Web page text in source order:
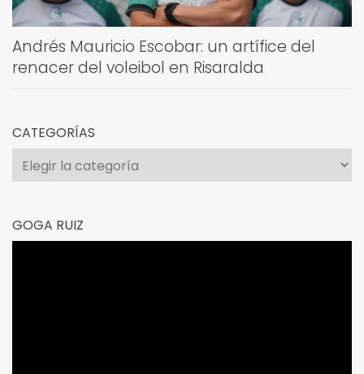
Andrés Mauricio Escobar: un artífice del
renacer del voleibol en Risaralda
CATEGORÍAS
Categorías
GOGA RUIZ